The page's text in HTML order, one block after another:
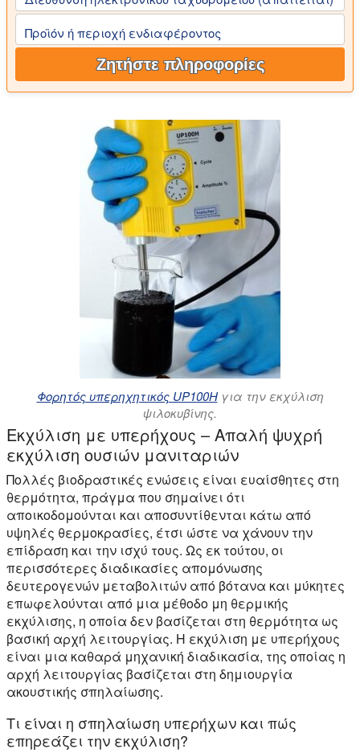
Προϊόν ή περιοχή ενδιαφέροντος
Ζητήστε πληροφορίες
Φορητός υπερηχητικός UP100Hγια την εκχύλιση
ψιλοκυβίνης.
Εκχύλιση με υπερήχους – Απαλή ψυχρή
εκχύλιση ουσιών μανιταριών
Πολλές βιοδραστικές ενώσεις είναι ευαίσθητες στη
θερμότητα, πράγμα που σημαίνει ότι
αποικοδομούνται και αποσυντίθενται κάτω από
υψηλές θερμοκρασίες, έτσι ώστε να χάνουν την
επίδραση και την ισχύ τους. Ως εκ τούτου, οι
περισσότερες διαδικασίες απομόνωσης
δευτερογενών μεταβολιτών από βότανα και μύκητες
επωφελούνται από μια μέθοδο μη θερμικής
εκχύλισης, η οποία δεν βασίζεται στη θερμότητα ως
βασική αρχή λειτουργίας. Η εκχύλιση με υπερήχους
είναι μια καθαρά μηχανική διαδικασία, της οποίας η
αρχή λειτουργίας βασίζεται στη δημιουργία
ακουστικής σπηλαίωσης.
Τι είναι η σπηλαίωση υπερήχων και πώς
επηρεάζει την εκχύλιση?